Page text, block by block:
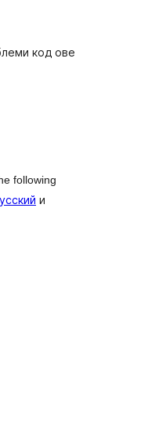
код ове
following
и